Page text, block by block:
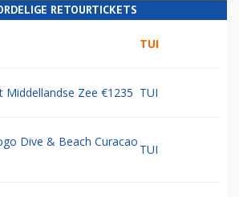
RETOURTICKETS
TUI
Middellandse Zee €1235 TUI
Dive & Beach Curacao
TUI